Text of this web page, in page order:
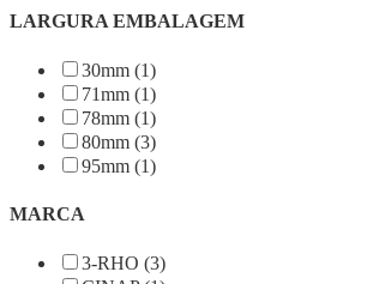
LARGURA EMBALAGEM
30mm (1)
71mm (1)
78mm (1)
80mm (3)
95mm (1)
MARCA
3-RHO (3)